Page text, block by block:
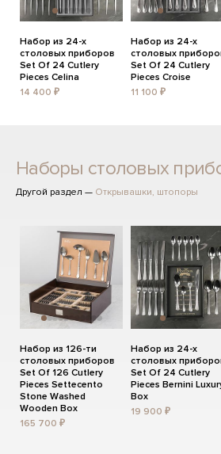
Набор из 24-х
столовых приборов
Set Of 24 Cutlery
Pieces Celina
14 400 ₽
Набор из 24-х
столовых
Set Of 24 Cutlery
Pieces Croise
11 100 ₽
Наборы столовых
Другой раздел — Открывашки, штопоры
Набор из 126-ти
столовых приборов
Set Of 126 Cutlery
Pieces Settecento
Stone Washed
Wooden Box
165 700 ₽
Набор из 24-х
столовых
Set Of 24 Cutlery
Pieces Bernini
Box
19 900 ₽